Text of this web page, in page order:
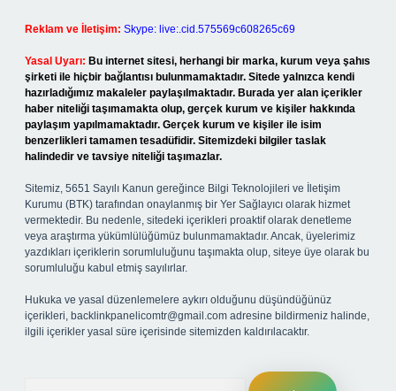
Reklam ve İletişim: Skype: live:.cid.575569c608265c69
Yasal Uyarı: Bu internet sitesi, herhangi bir marka, kurum veya şahıs
şirketi ile hiçbir bağlantısı bulunmamaktadır. Sitede yalnızca kendi
hazırladığımız makaleler paylaşılmaktadır. Burada yer alan içerikler
haber niteliği taşımamakta olup, gerçek kurum ve kişiler hakkında
paylaşım yapılmamaktadır. Gerçek kurum ve kişiler ile isim
benzerlikleri tamamen tesadüfidir. Sitemizdeki bilgiler taslak
halindedir ve tavsiye niteliği taşımazlar.
Sitemiz, 5651 Sayılı Kanun gereğince Bilgi Teknolojileri ve İletişim
Kurumu (BTK) tarafından onaylanmış bir Yer Sağlayıcı olarak hizmet
vermektedir. Bu nedenle, sitedeki içerikleri proaktif olarak denetleme
veya araştırma yükümlülüğümüz bulunmamaktadır. Ancak, üyelerimiz
yazdıkları içeriklerin sorumluluğunu taşımakta olup, siteye üye olarak bu
sorumluluğu kabul etmiş sayılırlar.
Hukuka ve yasal düzenlemelere aykırı olduğunu düşündüğünüz
içerikleri, backlinkpanelicomtr@gmail.com adresine bildirmeniz halinde,
ilgili içerikler yasal süre içerisinde sitemizden kaldırılacaktır.